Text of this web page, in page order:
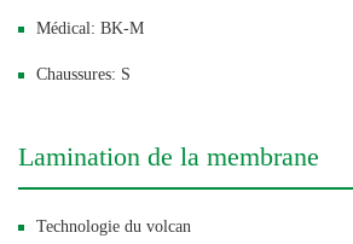
Médical: BK-M
Chaussures: S
Lamination de la membrane
Technologie du volcan